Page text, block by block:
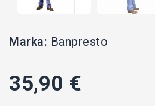
Marka: Banpresto
35,90 €